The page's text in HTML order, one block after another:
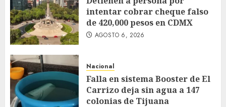
intentar cobrar cheque falso
de 420,000 pesos en CDMX
AGOSTO 6, 2026
Nacional
Falla en sistema Booster de El
Carrizo deja sin agua a 147
colonias de Tijuana